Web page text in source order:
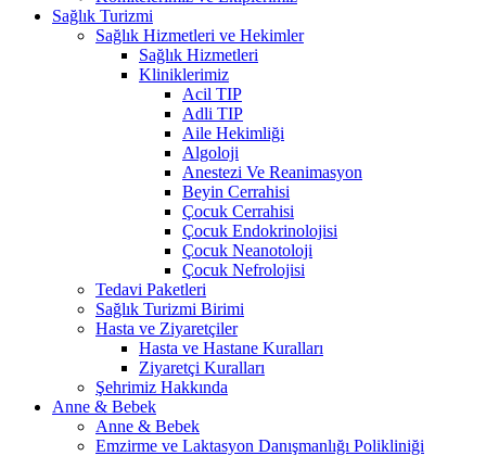
Sağlık Turizmi
Sağlık Hizmetleri ve Hekimler
Sağlık Hizmetleri
Kliniklerimiz
Acil TIP
Adli TIP
Aile Hekimliği
Algoloji
Anestezi Ve Reanimasyon
Beyin Cerrahisi
Çocuk Cerrahisi
Çocuk Endokrinolojisi
Çocuk Neanotoloji
Çocuk Nefrolojisi
Tedavi Paketleri
Sağlık Turizmi Birimi
Hasta ve Ziyaretçiler
Hasta ve Hastane Kuralları
Ziyaretçi Kuralları
Şehrimiz Hakkında
Anne & Bebek
Anne & Bebek
Emzirme ve Laktasyon Danışmanlığı Polikliniği